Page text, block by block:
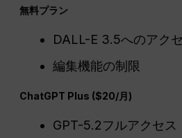
無料プラン
DALL-E 3.5へのアク
編集機能の制限
ChatGPT Plus ($20/月)
GPT-5.2フルアクセス